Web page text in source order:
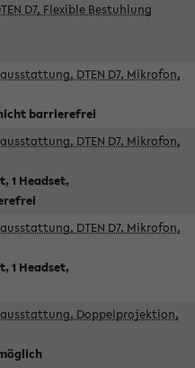
D7, Flexible Bestuhlung
DTEN D7, Mikrofon,
barrierefrei
DTEN D7, Mikrofon,
1 Headset,
DTEN D7, Mikrofon,
1 Headset,
Doppelprojektion,